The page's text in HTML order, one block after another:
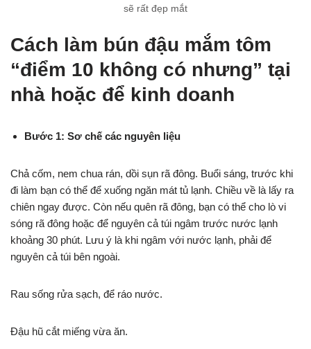
sẽ rất đẹp mắt
Cách làm bún đậu mắm tôm
“điểm 10 không có nhưng” tại
nhà hoặc để kinh doanh
Bước 1: Sơ chế các nguyên liệu
Chả cốm, nem chua rán, dồi sụn rã đông. Buổi sáng, trước khi
đi làm bạn có thể để xuống ngăn mát tủ lạnh. Chiều về là lấy ra
chiên ngay được. Còn nếu quên rã đông, bạn có thể cho lò vi
sóng rã đông hoặc để nguyên cả túi ngâm trước nước lạnh
khoảng 30 phút. Lưu ý là khi ngâm với nước lạnh, phải để
nguyên cả túi bên ngoài.
Rau sống rửa sạch, để ráo nước.
Đậu hũ cắt miếng vừa ăn.